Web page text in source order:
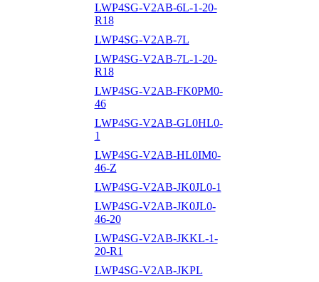
LWP4SG-V2AB-6L-1-20-
R18
LWP4SG-V2AB-7L
LWP4SG-V2AB-7L-1-20-
R18
LWP4SG-V2AB-FK0PM0-
46
LWP4SG-V2AB-GL0HL0-
1
LWP4SG-V2AB-HL0IM0-
46-Z
LWP4SG-V2AB-JK0JL0-1
LWP4SG-V2AB-JK0JL0-
46-20
LWP4SG-V2AB-JKKL-1-
20-R1
LWP4SG-V2AB-JKPL